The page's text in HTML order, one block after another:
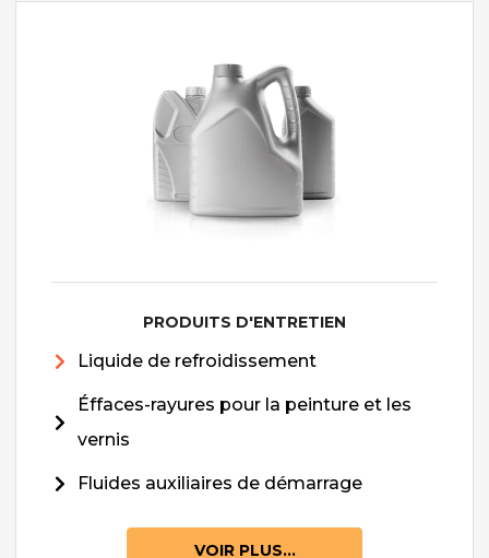
PRODUITS D'ENTRETIEN
Liquide de refroidissement
Éffaces-rayures pour la peinture et les
vernis
Fluides auxiliaires de démarrage
VOIR PLUS...